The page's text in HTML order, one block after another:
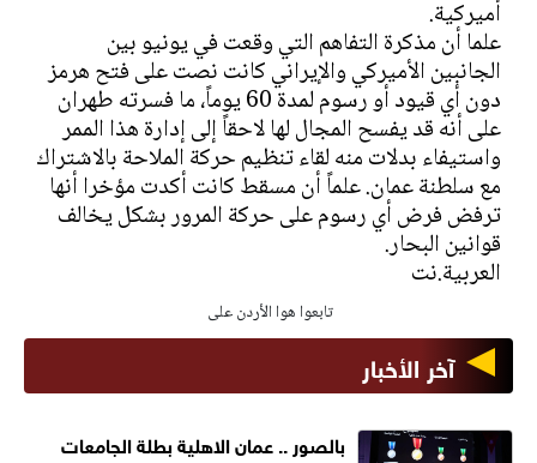
أميركية.
علما أن مذكرة التفاهم التي وقعت في يونيو بين
الجانبين الأميركي والإيراني كانت نصت على فتح هرمز
دون أي قيود أو رسوم لمدة 60 يوماً، ما فسرته طهران
على أنه قد يفسح المجال لها لاحقاً إلى إدارة هذا الممر
واستيفاء بدلات منه لقاء تنظيم حركة الملاحة بالاشتراك
مع سلطنة عمان. علماً أن مسقط كانت أكدت مؤخرا أنها
ترفض فرض أي رسوم على حركة المرور بشكل يخالف
قوانين البحار.
العربية.نت
تابعوا هوا الأردن على
آخر الأخبار
بالصور .. عمان الاهلية بطلة الجامعات